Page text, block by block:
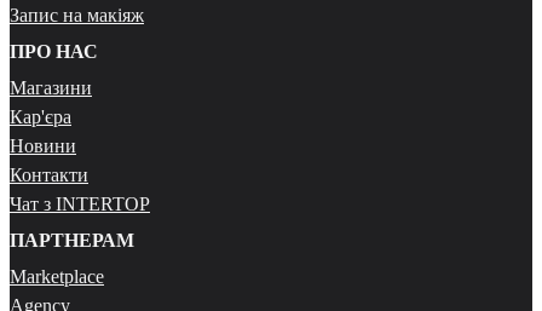
Запис на макіяж
ПРО НАС
Магазини
Кар'єра
Новини
Контакти
Чат з INTERTOP
ПАРТНЕРАМ
Marketplace
Agency